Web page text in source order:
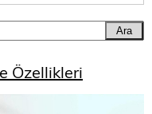
Ara
Özellikleri